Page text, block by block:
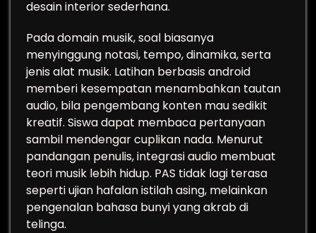
desain interior sederhana.
Pada domain musik, soal biasanya
menyinggung notasi, tempo, dinamika, serta
jenis alat musik. Latihan berbasis android
memberi kesempatan menambahkan tautan
audio, bila pengembang konten mau sedikit
kreatif. Siswa dapat membaca pertanyaan
sambil mendengar cuplikan nada. Menurut
pandangan penulis, integrasi audio membuat
teori musik lebih hidup. PAS tidak lagi terasa
seperti ujian hafalan istilah asing, melainkan
pengenalan bahasa bunyi yang akrab di
telinga.